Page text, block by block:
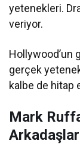
yetenekleri.
veriyor.
Hollywood’un
gerçek
kalbe de hitap
Mark